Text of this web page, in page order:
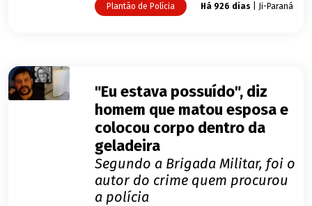
Plantão de Polícia Há 926 dias | Ji-Paraná
"Eu estava possuído", diz
homem que matou esposa e
colocou corpo dentro da
geladeira
Segundo a Brigada Militar, foi o
autor do crime quem procurou
a polícia